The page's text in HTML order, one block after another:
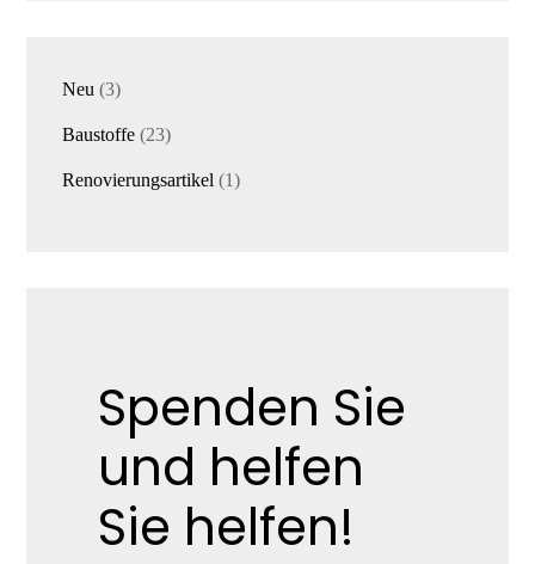
Neu 33
Baustoffe 2323
Renovierungsartikel 11
Spenden Sie
und helfen
Sie helfen!